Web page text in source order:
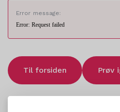
Error message:
Error: Request failed
Til forsiden Prøv